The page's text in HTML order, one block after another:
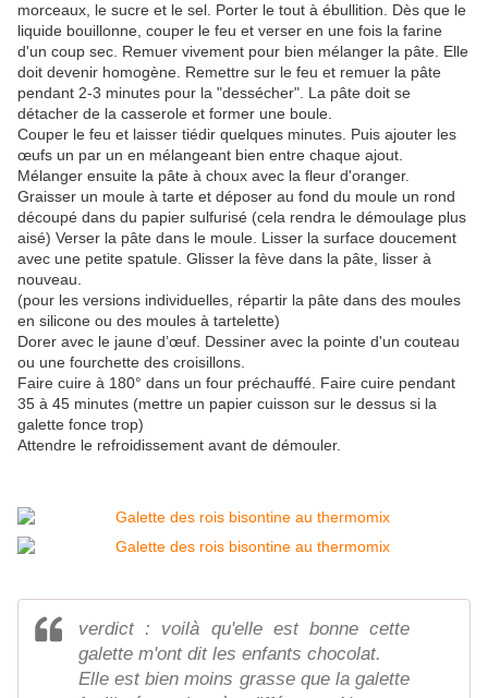
morceaux, le sucre et le sel. Porter le tout à ébullition. Dès que le
liquide bouillonne, couper le feu et verser en une fois la farine
d'un coup sec. Remuer vivement pour bien mélanger la pâte. Elle
doit devenir homogène. Remettre sur le feu et remuer la pâte
pendant 2-3 minutes pour la "dessécher". La pâte doit se
détacher de la casserole et former une boule.
Couper le feu et laisser tiédir quelques minutes. Puis ajouter les
œufs un par un en mélangeant bien entre chaque ajout.
Mélanger ensuite la pâte à choux avec la fleur d'oranger.
Graisser un moule à tarte et déposer au fond du moule un rond
découpé dans du papier sulfurisé (cela rendra le démoulage plus
aisé) Verser la pâte dans le moule. Lisser la surface doucement
avec une petite spatule. Glisser la fève dans la pâte, lisser à
nouveau.
(pour les versions individuelles, répartir la pâte dans des moules
en silicone ou des moules à tartelette)
Dorer avec le jaune d’œuf. Dessiner avec la pointe d'un couteau
ou une fourchette des croisillons.
Faire cuire à 180° dans un four préchauffé. Faire cuire pendant
35 à 45 minutes (mettre un papier cuisson sur le dessus si la
galette fonce trop)
Attendre le refroidissement avant de démouler.
verdict : voilà qu'elle est bonne cette
galette m'ont dit les enfants chocolat.
Elle est bien moins grasse que la galette